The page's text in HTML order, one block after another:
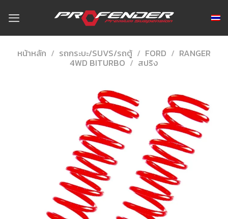
content
หน้าหลัก / รถกระบะ/SUVS/รถตู้ / FORD / RANGER
4WD BITURBO / สปริง